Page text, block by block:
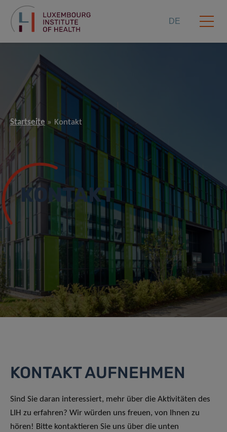
DE
Startseite Kontakt
KONTAKT
KONTAKT AUFNEHMEN
Sind Sie daran interessiert, mehr über die Aktivitäten des
LIH zu erfahren? Wir würden uns freuen, von Ihnen zu
hören! Bitte kontaktieren Sie uns über die unten